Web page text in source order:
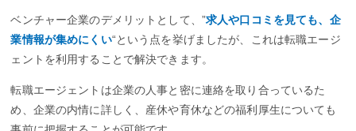
ベンチャー企業のデメリットとして、”求人や口コミを見ても、企
業情報が集めにくい“という点を挙げましたが、これは転職エージ
ェントを利用することで解決できます。
転職エージェントは企業の人事と密に連絡を取り合っているた
め、企業の内情に詳しく、産休や育休などの福利厚生についても